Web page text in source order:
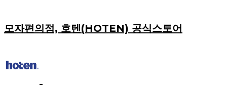
모자편의점, 호텐(HOTEN) 공식스토어